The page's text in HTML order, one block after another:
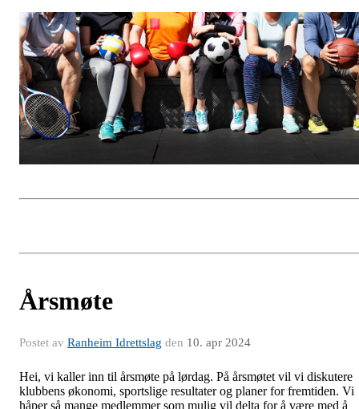
Årsmøte
Postet av Ranheim Idrettslag den 10. apr 2024
Hei, vi kaller inn til årsmøte på lørdag. På årsmøtet vil vi diskutere
klubbens økonomi, sportslige resultater og planer for fremtiden. Vi
håper så mange medlemmer som mulig vil delta for å være med å